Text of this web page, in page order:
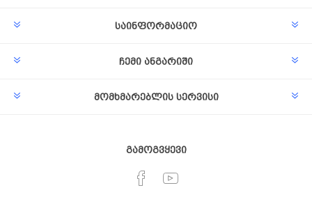
საინფორმაციო
ჩემი ანგარიში
მომხმარებლის სერვისი
გამოგვყევი